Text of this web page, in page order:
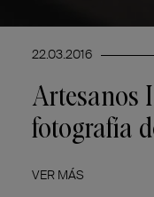
22.03.2016
Artesanos
fotografía
VER MÁS